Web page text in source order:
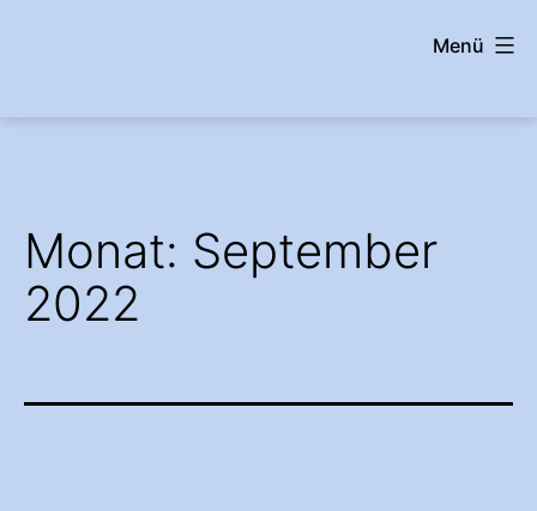
Menü
Monat: September
2022